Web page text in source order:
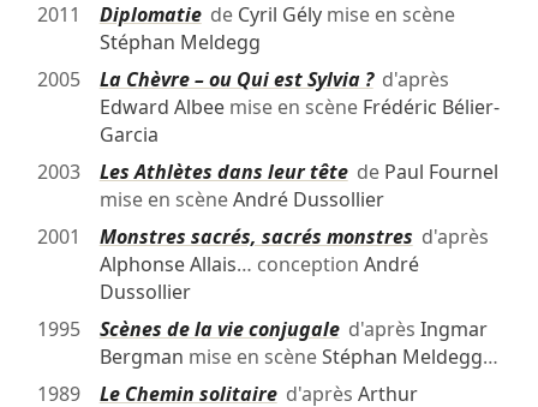
2011
Diplomatiede Cyril Gélymise en scène
Stéphan Meldegg
2005
La Chèvre – ou Qui est Sylvia ?d'après
Edward Albeemise en scène Frédéric Bélier-
Garcia
2003
Les Athlètes dans leur têtede Paul Fournel
mise en scèneAndré Dussollier
2001
Monstres sacrés, sacrés monstres d'après
Alphonse Allais… conception André
Dussollier
1995
Scènes de la vie conjugaled'après Ingmar
Bergman mise en scèneStéphan Meldegg…
1989
Le Chemin solitaired'après Arthur